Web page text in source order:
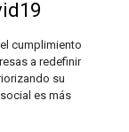
cumplimiento
a redefinir
su
es más